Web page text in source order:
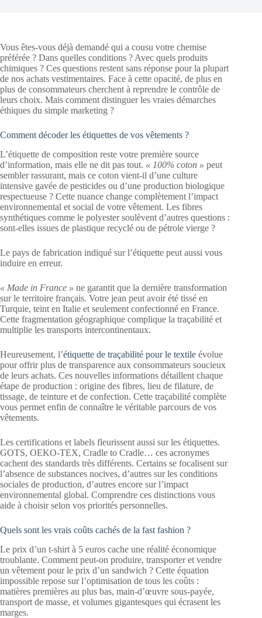
Vous êtes-vous déjà demandé qui a cousu votre chemise
préférée ? Dans quelles conditions ? Avec quels produits
chimiques ? Ces questions restent sans réponse pour la plupart
de nos achats vestimentaires. Face à cette opacité, de plus en
plus de consommateurs cherchent à reprendre le contrôle de
leurs choix. Mais comment distinguer les vraies démarches
éthiques du simple marketing ?
Comment décoder les étiquettes de vos vêtements ?
L’étiquette de composition reste votre première source
d’information, mais elle ne dit pas tout. « 100% coton » peut
sembler rassurant, mais ce coton vient-il d’une culture
intensive gavée de pesticides ou d’une production biologique
respectueuse ? Cette nuance change complètement l’impact
environnemental et social de votre vêtement. Les fibres
synthétiques comme le polyester soulèvent d’autres questions :
sont-elles issues de plastique recyclé ou de pétrole vierge ?
Le pays de fabrication indiqué sur l’étiquette peut aussi vous
induire en erreur.
« Made in France » ne garantit que la dernière transformation
sur le territoire français. Votre jean peut avoir été tissé en
Turquie, teint en Italie et seulement confectionné en France.
Cette fragmentation géographique complique la traçabilité et
multiplie les transports intercontinentaux.
Heureusement, l’étiquette de traçabilité pour le textile évolue
pour offrir plus de transparence aux consommateurs soucieux
de leurs achats. Ces nouvelles informations détaillent chaque
étape de production : origine des fibres, lieu de filature, de
tissage, de teinture et de confection. Cette traçabilité complète
vous permet enfin de connaître le véritable parcours de vos
vêtements.
Les certifications et labels fleurissent aussi sur les étiquettes.
GOTS, OEKO-TEX, Cradle to Cradle… ces acronymes
cachent des standards très différents. Certains se focalisent sur
l’absence de substances nocives, d’autres sur les conditions
sociales de production, d’autres encore sur l’impact
environnemental global. Comprendre ces distinctions vous
aide à choisir selon vos priorités personnelles.
Quels sont les vrais coûts cachés de la fast fashion ?
Le prix d’un t-shirt à 5 euros cache une réalité économique
troublante. Comment peut-on produire, transporter et vendre
un vêtement pour le prix d’un sandwich ? Cette équation
impossible repose sur l’optimisation de tous les coûts :
matières premières au plus bas, main-d’œuvre sous-payée,
transport de masse, et volumes gigantesques qui écrasent les
marges.